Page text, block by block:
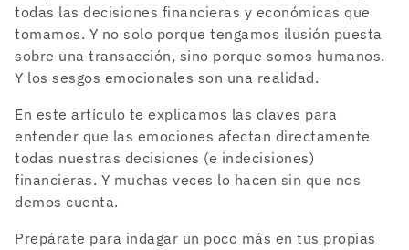
todas las decisiones financieras y económicas que
tomamos. Y no solo porque tengamos ilusión puesta
sobre una transacción, sino porque somos humanos.
Y los sesgos emocionales son una realidad.
En este artículo te explicamos las claves para
entender que las emociones afectan directamente
todas nuestras decisiones (e indecisiones)
financieras. Y muchas veces lo hacen sin que nos
demos cuenta.
Prepárate para indagar un poco más en tus propias